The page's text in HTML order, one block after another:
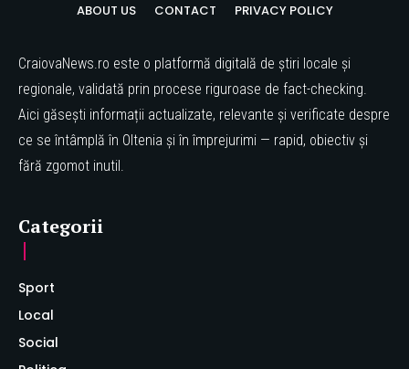
ABOUT US CONTACT PRIVACY POLICY
CraiovaNews.ro este o platformă digitală de știri locale și
regionale, validată prin procese riguroase de fact-checking.
Aici găsești informații actualizate, relevante și verificate despre
ce se întâmplă în Oltenia și în împrejurimi — rapid, obiectiv și
fără zgomot inutil.
Categorii
Sport
Local
Social